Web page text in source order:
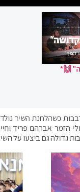
🙌*
כשהלחנת השיר
הזמר אברהם פריד
גם ביצעו על